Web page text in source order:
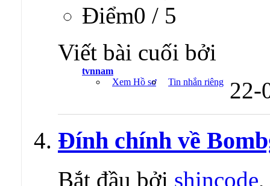
Bắt đầu bởip13cks03
Trả lời:3
Xem: 12,023
Viết bài cuối bởi
tvnnam
22-